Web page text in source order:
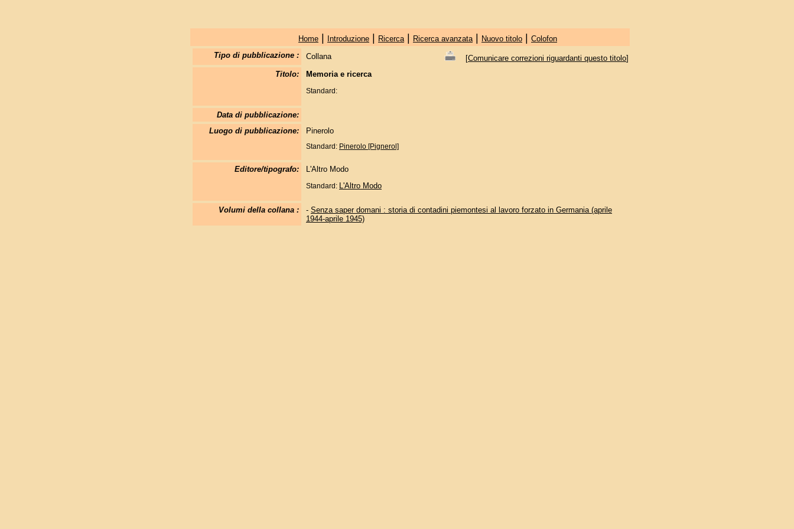
Home| Introduzione| Ricerca| Ricerca avanzata| Nuovo titolo| Colofon
Tipo di pubblicazione :
Collana [Comunicare correzioni riguardanti questo titolo]
Titolo:
Memoria e ricerca
Standard:
Data di pubblicazione:
Luogo di pubblicazione:
Pinerolo
Standard: Pinerolo [Pignerol]
Editore/tipografo: L'Altro Modo
Standard: L'Altro Modo
Volumi della collana : - Senza saper domani : storia di contadini piemontesi al lavoro forzato in Germania (aprile
1944-aprile 1945)